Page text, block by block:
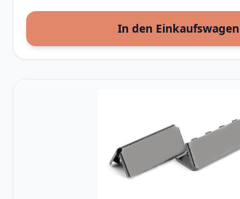
In den Einkaufswagen